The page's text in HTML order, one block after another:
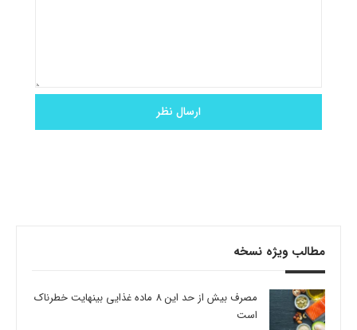
مطالب ویژه نسخه
مصرف بیش از حد این 8 ماده غذایی بینهایت خطرناک
است